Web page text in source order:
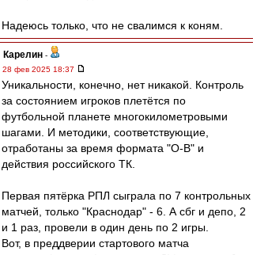
Надеюсь только, что не свалимся к коням.
Карелин -
28 фев 2025 18:37
Уникальности, конечно, нет никакой. Контроль
за состоянием игроков плетётся по
футбольной планете многокилометровыми
шагами. И методики, соответствующие,
отработаны за время формата "О-В" и
действия российского ТК.
Первая пятёрка РПЛ сыграла по 7 контрольных
матчей, только "Краснодар" - 6. А сбг и депо, 2
и 1 раз, провели в один день по 2 игры.
Вот, в преддверии стартового матча